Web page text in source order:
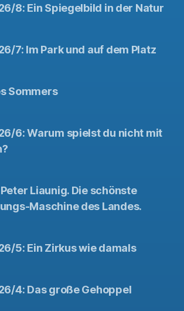
8: Ein Spiegelbild in der Natur
7: Im Park und auf dem Platz
Sommers
6: Warum spielst du nicht mit
Liaunig. Die schönste
Maschine des Landes.
5: Ein Zirkus wie damals
4: Das große Gehoppel